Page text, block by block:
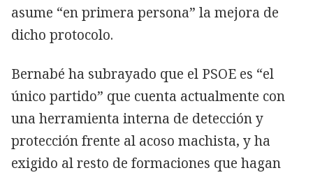
asume “en primera persona” la mejora de
dicho protocolo.
Bernabé ha subrayado que el PSOE es “el
único partido” que cuenta actualmente con
una herramienta interna de detección y
protección frente al acoso machista, y ha
exigido al resto de formaciones que hagan